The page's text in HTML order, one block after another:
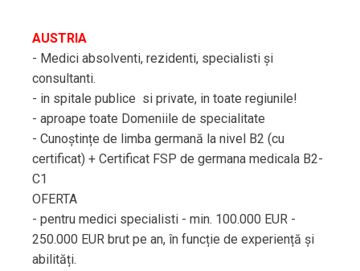
AUSTRIA
- Medici absolventi, rezidenti, specialisti și
consultanti.
- in spitale publice si private, in toate regiunile!
- aproape toate Domeniile de specialitate
- Cunoștințe de limba germană la nivel B2 (cu
certificat) + Certificat FSP de germana medicala B2-
C1
OFERTA
- pentru medici specialisti - min. 100.000 EUR -
250.000 EUR brut pe an, în funcție de experiență și
abilități.